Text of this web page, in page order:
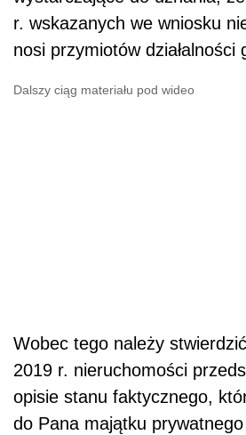
r. wskazanych we wniosku
nosi przymiotów działalności
Dalszy ciąg materiału pod wideo
Wobec tego należy
2019 r. nieruchomości
opisie stanu faktycznego,
do Pana majątku